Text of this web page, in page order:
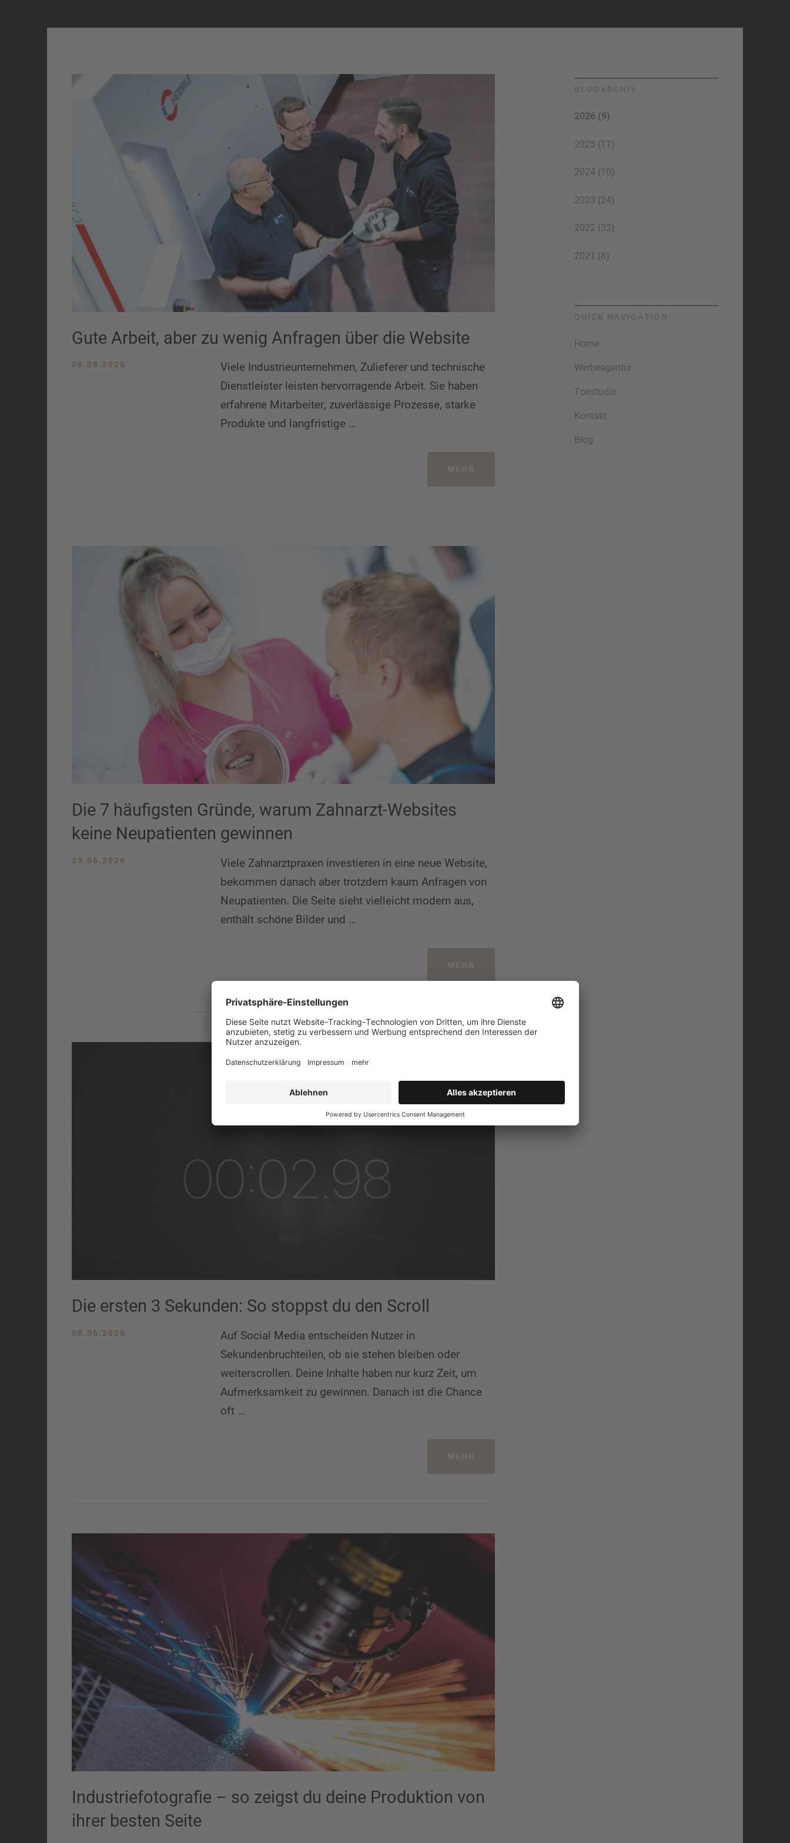
Gute Arbeit, aber zu wenig Anfragen über die Website
06.08.2026
Viele Industrieunternehmen, Zulieferer und technische
Dienstleister leisten hervorragende Arbeit. Sie haben
erfahrene Mitarbeiter, zuverlässige Prozesse, starke
Produkte und langfristige …
MEHR
Die 7 häufigsten Gründe, warum Zahnarzt-Websites
keine Neupatienten gewinnen
25.06.2026
Viele Zahnarztpraxen investieren in eine neue Website,
bekommen danach aber trotzdem kaum Anfragen von
Neupatienten. Die Seite sieht vielleicht modern aus,
enthält schöne Bilder und …
MEHR
Die ersten 3 Sekunden: So stoppst du den Scroll
08.06.2026
Auf Social Media entscheiden Nutzer in
Sekundenbruchteilen, ob sie stehen bleiben oder
weiterscrollen. Deine Inhalte haben nur kurz Zeit, um
Aufmerksamkeit zu gewinnen. Danach ist die Chance
oft …
MEHR
Industriefotografie – so zeigst du deine Produktion von
ihrer besten Seite
BLOGARCHIV
2026 (9)
2025 (11)
2024 (10)
2023 (24)
2022 (32)
2021 (8)
QUICK NAVIGATION
Home
Werbeagentur
Tonstudio
Kontakt
Blog